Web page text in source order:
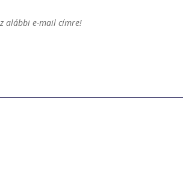
alábbi e-mail címre!